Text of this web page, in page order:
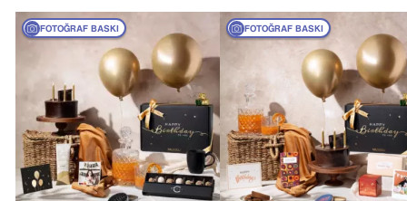
FOTOĞRAF BASKI FOTOĞRAF BASKI